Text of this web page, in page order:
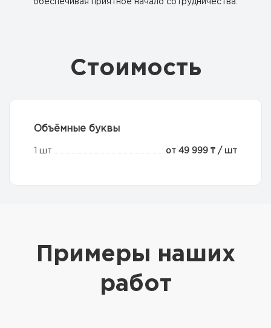
обеспечивая приятное начало сотрудничества.
Стоимость
Объёмные буквы
1 шт от 49 999 ₸ / шт
Примеры наших
работ